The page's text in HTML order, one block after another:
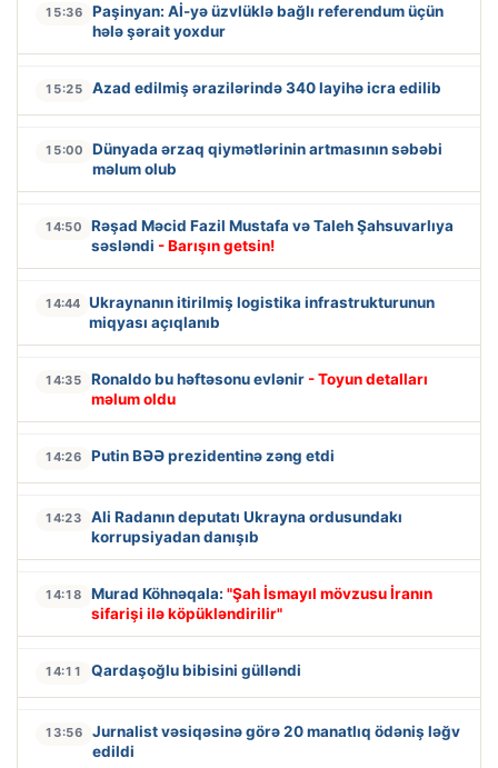
15:36
Paşinyan: Aİ-yə üzvlüklə bağlı referendum üçün
hələ şərait yoxdur
15:25 Azad edilmiş ərazilərində 340 layihə icra edilib
15:00
Dünyada ərzaq qiymətlərinin artmasının səbəbi
məlum olub
14:50
Rəşad Məcid Fazil Mustafa və Taleh Şahsuvarlıya
səsləndi - Barışın getsin!
14:44 Ukraynanın itirilmiş logistika infrastrukturunun
miqyası açıqlanıb
14:35 Ronaldo bu həftəsonu evlənir - Toyun detalları
məlum oldu
14:26 Putin BƏƏ prezidentinə zəng etdi
14:23
Ali Radanın deputatı Ukrayna ordusundakı
korrupsiyadan danışıb
14:18 Murad Köhnəqala: "Şah İsmayıl mövzusu İranın
sifarişi ilə köpükləndirilir"
14:11 Qardaşoğlu bibisini gülləndi
13:56
Jurnalist vəsiqəsinə görə 20 manatlıq ödəniş ləğv
edildi